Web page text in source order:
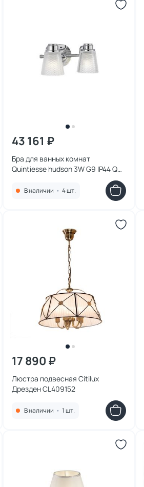
43 161 ₽
Бра для ванных комнат
Quintiesse hudson 3W G9 IP44 QN-
В наличии • 4 шт.
17 890 ₽
Люстра подвесная Citilux
Дрезден CL409152
В наличии • 1 шт.